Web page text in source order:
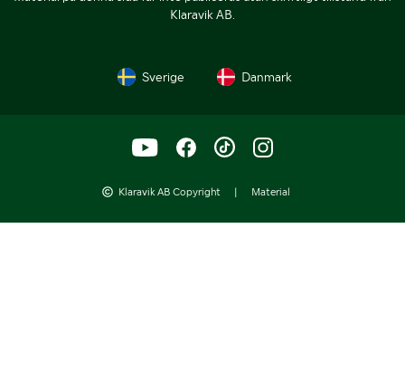
Klaravik AB.
Sverige Danmark
Klaravik AB Copyright | Material